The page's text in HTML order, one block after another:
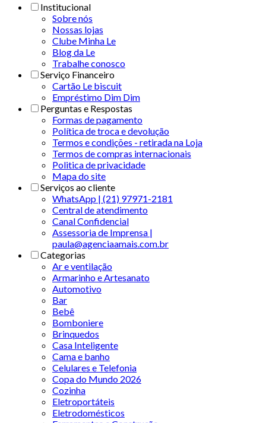
Institucional
Sobre nós
Nossas lojas
Clube Minha Le
Blog da Le
Trabalhe conosco
Serviço Financeiro
Cartão Le biscuit
Empréstimo Dim Dim
Perguntas e Respostas
Formas de pagamento
Política de troca e devolução
Termos e condições - retirada na Loja
Termos de compras internacionais
Politica de privacidade
Mapa do site
Serviços ao cliente
WhatsApp | (21) 97971-2181
Central de atendimento
Canal Confidencial
Assessoria de Imprensa |
paula@agenciaamais.com.br
Categorias
Ar e ventilação
Armarinho e Artesanato
Automotivo
Bar
Bebê
Bomboniere
Brinquedos
Casa Inteligente
Cama e banho
Celulares e Telefonia
Copa do Mundo 2026
Cozinha
Eletroportáteis
Eletrodomésticos